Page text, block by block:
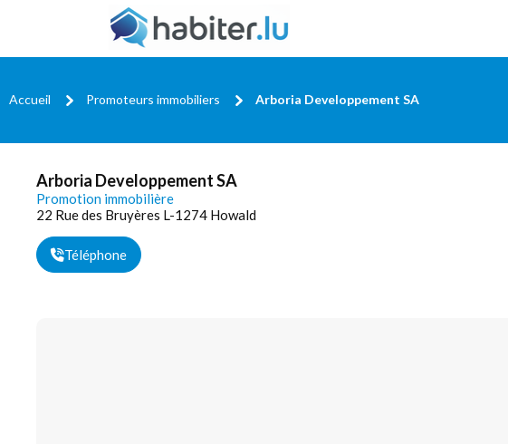
Accueil Promoteurs immobiliers Arboria Developpement SA
Arboria Developpement SA
Promotion immobilière
22 Rue des Bruyères L-1274 Howald
Téléphone